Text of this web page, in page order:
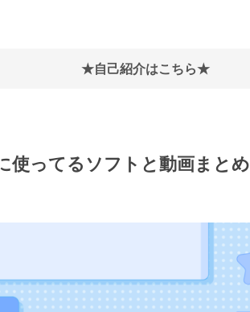
★自己紹介はこちら★
使ってるソフトと動画まとめ